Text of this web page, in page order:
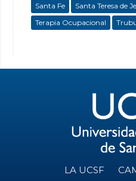
Santa Fe
Santa Teresa de
Terapia Ocupacional
LA UCSF